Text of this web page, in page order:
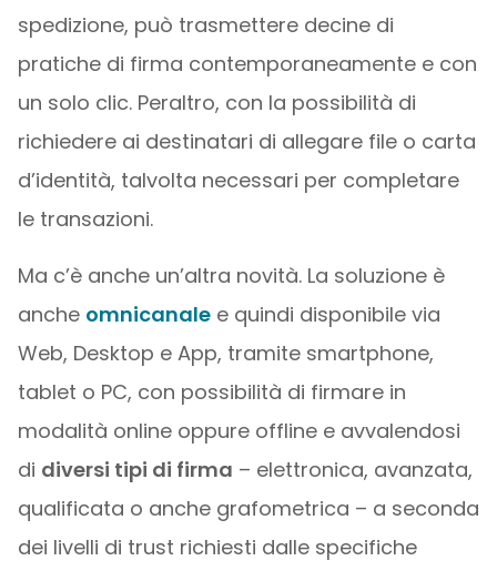
spedizione, può trasmettere decine di
pratiche di firma contemporaneamente e con
un solo clic. Peraltro, con la possibilità di
richiedere ai destinatari di allegare file o carta
d’identità, talvolta necessari per completare
le transazioni.
Ma c’è anche un’altra novità. La soluzione è
anche omnicanalee quindi disponibile via
Web, Desktop e App, tramite smartphone,
tablet o PC, con possibilità di firmare in
modalità online oppure offline e avvalendosi
di diversi tipi di firma – elettronica, avanzata,
qualificata o anche grafometrica – a seconda
dei livelli di trust richiesti dalle specifiche